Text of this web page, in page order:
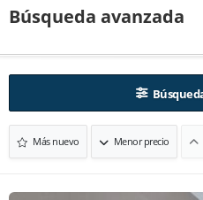
Búsqueda avanzada
Más nuevo Menor precio